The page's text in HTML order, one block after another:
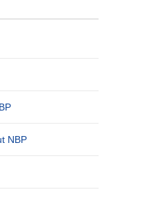
NBP